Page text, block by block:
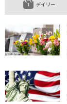
デイリー